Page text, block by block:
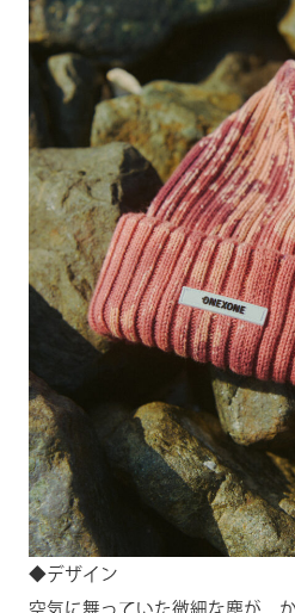
◆デザイン
空気に舞っていた微細な塵が、